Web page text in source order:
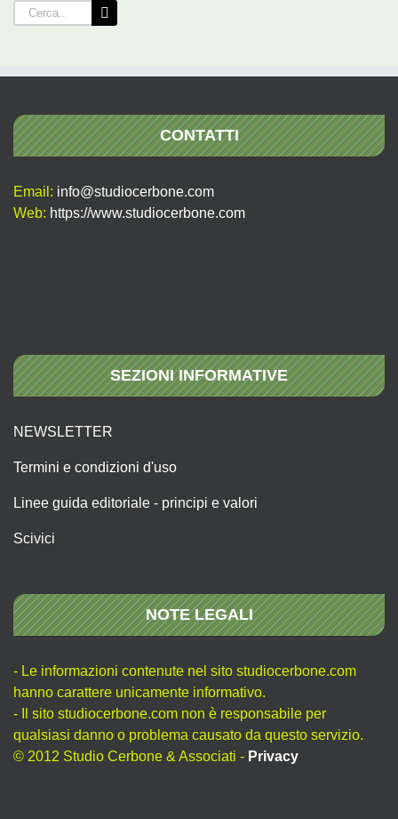
Cerca
per:
CONTATTI
Email: info@studiocerbone.com
Web: https://www.studiocerbone.com
SEZIONI INFORMATIVE
NEWSLETTER
Termini e condizioni d'uso
Linee guida editoriale - principi e valori
Scivici
NOTE LEGALI
- Le informazioni contenute nel sito studiocerbone.com
hanno carattere unicamente informativo.
- Il sito studiocerbone.com non è responsabile per
qualsiasi danno o problema causato da questo servizio.
© 2012 Studio Cerbone & Associati - Privacy